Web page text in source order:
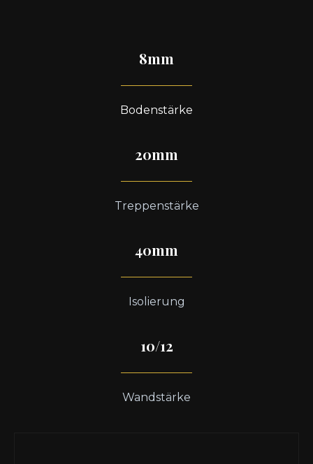
8mm
Bodenstärke
20mm
Treppenstärke
40mm
Isolierung
10/12
Wandstärke